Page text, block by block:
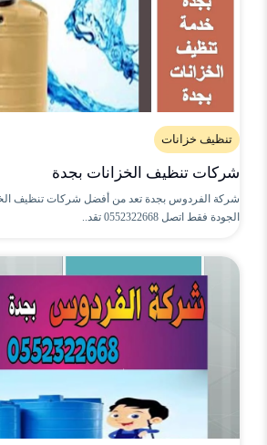
تنظيف خزانات
شركات تنظيف الخزانات بجدة
شركة الفردوس بجدة تعد من أفضل شركات تنظيف
الجودة فقط اتصل 0552322668 تقد..